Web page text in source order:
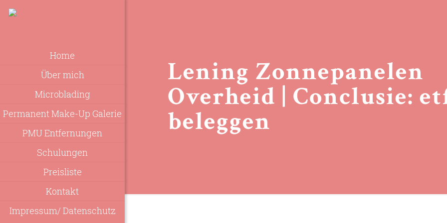
Home
Über mich
Microblading
Permanent Make-Up Galerie
PMU Entfernungen
Schulungen
Preisliste
Kontakt
Impressum/ Datenschutz
Lening Zonnepanelen
Overheid | Conclusie:
beleggen